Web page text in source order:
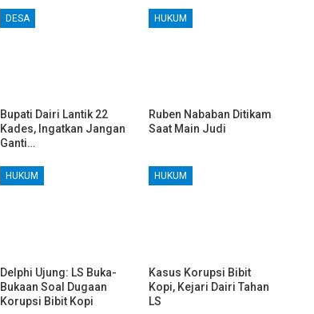
DESA
Bupati Dairi Lantik 22
Kades, Ingatkan Jangan
Ganti…
HUKUM
Ruben Nababan Ditikam
Saat Main Judi
HUKUM
Delphi Ujung: LS Buka-
Bukaan Soal Dugaan
Korupsi Bibit Kopi
HUKUM
Kasus Korupsi Bibit
Kopi, Kejari Dairi Tahan
LS